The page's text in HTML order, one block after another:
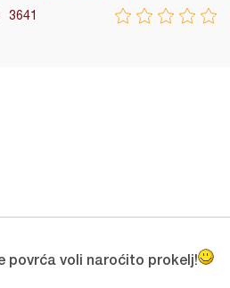
3641
povrća voli naroćito prokelj!